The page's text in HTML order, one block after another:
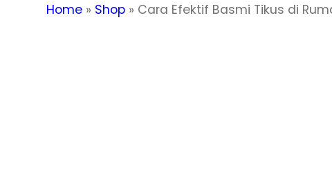
Home » Shop » Cara Efektif Basmi Tikus di